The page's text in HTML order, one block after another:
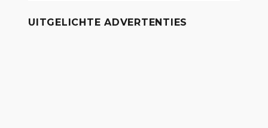
UITGELICHTE ADVERTENTIES